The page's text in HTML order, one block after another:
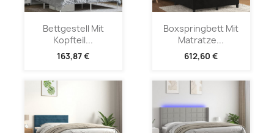
Bettgestell Mit
Kopfteil...
163,87 €
Boxspringbett Mit
Matratze...
612,60 €